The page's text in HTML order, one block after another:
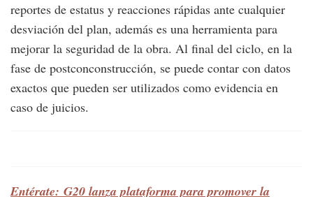
reportes de estatus y reacciones rápidas ante cualquier
desviación del plan, además es una herramienta para
mejorar la seguridad de la obra. Al final del ciclo, en la
fase de postconconstrucción, se puede contar con datos
exactos que pueden ser utilizados como evidencia en
caso de juicios.
Entérate: G20 lanza plataforma para promover la